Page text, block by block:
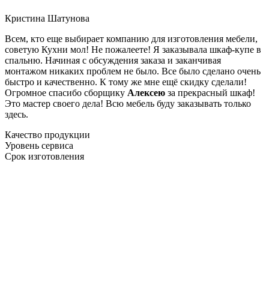
Кристина Шатунова
Всем, кто еще выбирает компанию для изготовления мебели,
советую Кухни мол! Не пожалеете! Я заказывала шкаф-купе в
спальню. Начиная с обсуждения заказа и заканчивая
монтажом никаких проблем не было. Все было сделано очень
быстро и качественно. К тому же мне ещё скидку сделали!
Огромное спасибо сборщику Алексею за прекрасный шкаф!
Это мастер своего дела! Всю мебель буду заказывать только
здесь.
Качество продукции
Уровень сервиса
Срок изготовления